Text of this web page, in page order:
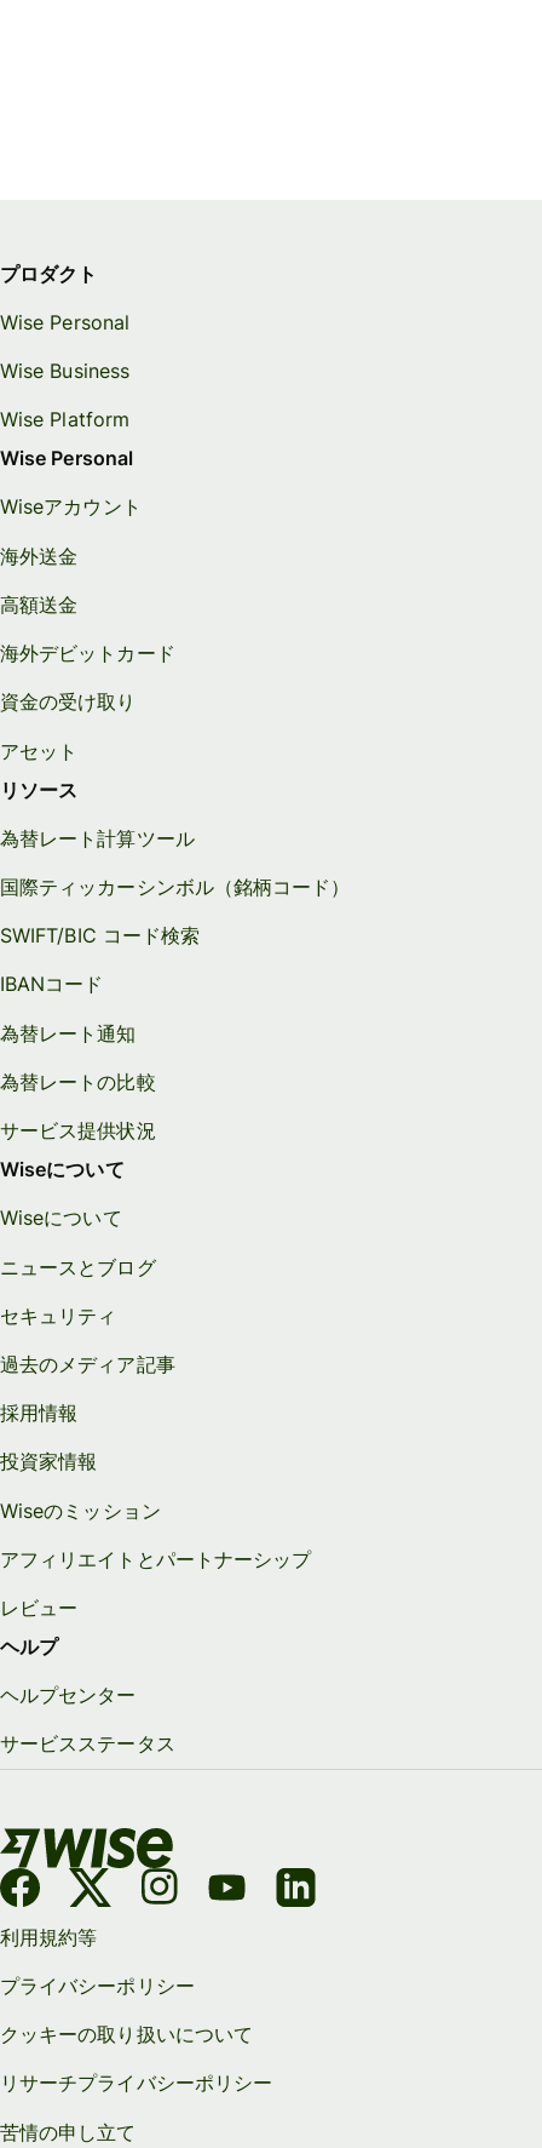
プロダクト
Wise Personal
Wise Business
Wise Platform
Wise Personal
Wiseアカウント
海外送金
高額送金
海外デビットカード
資金の受け取り
アセット
リソース
為替レート計算ツール
国際ティッカーシンボル（銘柄コード）
SWIFT/BIC コード検索
IBANコード
為替レート通知
為替レートの比較
サービス提供状況
Wiseについて
Wiseについて
ニュースとブログ
セキュリティ
過去のメディア記事
採用情報
投資家情報
Wiseのミッション
アフィリエイトとパートナーシップ
レビュー
ヘルプ
ヘルプセンター
サービスステータス
利用規約等
プライバシーポリシー
クッキーの取り扱いについて
リサーチプライバシーポリシー
苦情の申し立て